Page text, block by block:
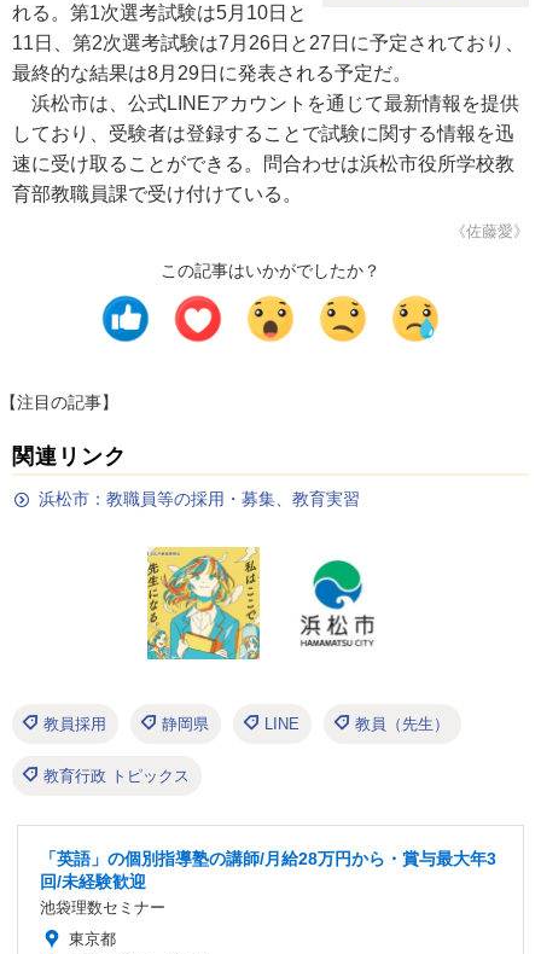
れる。第1次選考試験は5月10日と
11日、第2次選考試験は7月26日と27日に予定されており、
最終的な結果は8月29日に発表される予定だ。
浜松市は、公式LINEアカウントを通じて最新情報を提供
しており、受験者は登録することで試験に関する情報を迅
速に受け取ることができる。問合わせは浜松市役所学校教
育部教職員課で受け付けている。
《佐藤愛》
この記事はいかがでしたか？
【注目の記事】
関連リンク
浜松市：教職員等の採用・募集、教育実習
教員採用 静岡県 LINE 教員（先生）
教育行政 トピックス
「英語」の個別指導塾の講師/月給28万円から・賞与最大年3
回/未経験歓迎
池袋理数セミナー
東京都